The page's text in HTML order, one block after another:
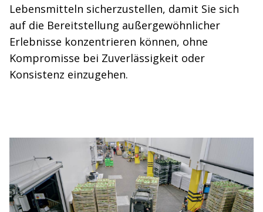
Lebensmitteln sicherzustellen, damit Sie sich
auf die Bereitstellung außergewöhnlicher
Erlebnisse konzentrieren können, ohne
Kompromisse bei Zuverlässigkeit oder
Konsistenz einzugehen.